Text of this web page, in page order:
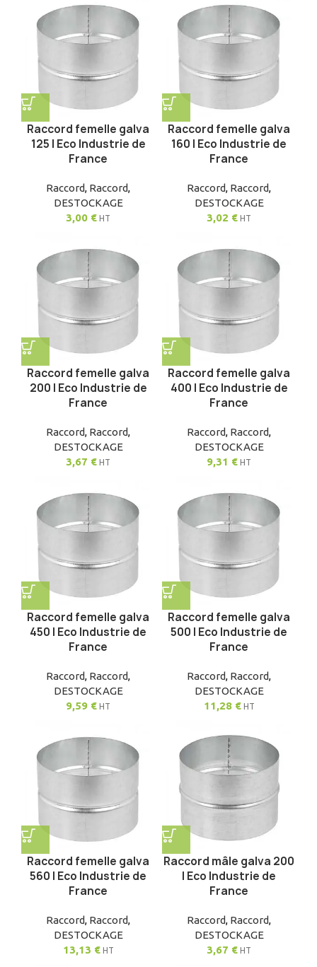
Raccord femelle galva
125 | Eco Industrie de
France
Raccord, Raccord,
DESTOCKAGE
3,00 € HT
Raccord femelle galva
160 | Eco Industrie de
France
Raccord, Raccord,
DESTOCKAGE
3,02 € HT
Raccord femelle galva
200 | Eco Industrie de
France
Raccord, Raccord,
DESTOCKAGE
3,67 € HT
Raccord femelle galva
400 | Eco Industrie de
France
Raccord, Raccord,
DESTOCKAGE
9,31 € HT
Raccord femelle galva
450 | Eco Industrie de
France
Raccord, Raccord,
DESTOCKAGE
9,59 € HT
Raccord femelle galva
500 | Eco Industrie de
France
Raccord, Raccord,
DESTOCKAGE
11,28 € HT
Raccord femelle galva
560 | Eco Industrie de
France
Raccord, Raccord,
DESTOCKAGE
13,13 € HT
Raccord mâle galva 200
| Eco Industrie de
France
Raccord, Raccord,
DESTOCKAGE
3,67 € HT